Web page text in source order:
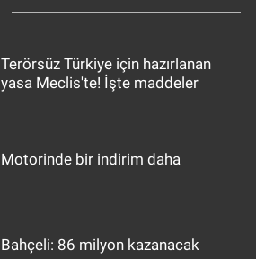
Terörsüz Türkiye için hazırlanan
yasa Meclis'te! İşte maddeler
Motorinde bir indirim daha
Bahçeli: 86 milyon kazanacak